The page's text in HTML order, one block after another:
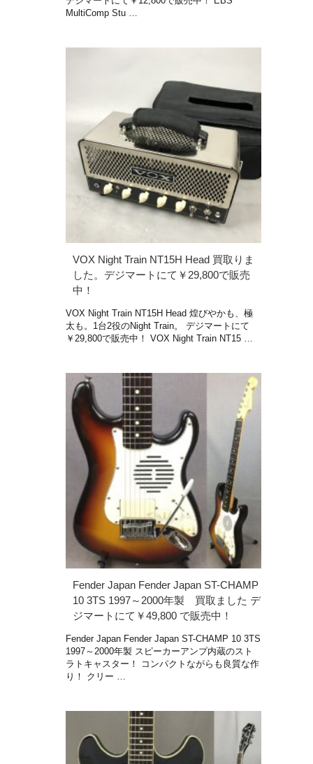
MultiComp Stu …
VOX Night Train NT15H Head 買取りま
した。デジマートにて￥29,800で販売
中！
VOX Night Train NT15H Head 煌びやかも、極
太も。1台2役のNight Train。 デジマートにて
￥29,800で販売中！ VOX Night Train NT15 …
Fender Japan Fender Japan ST-CHAMP
10 3TS 1997～2000年製 買取ました デ
ジマートにて￥49,800 で販売中！
Fender Japan Fender Japan ST-CHAMP 10 3TS
1997～2000年製 スピーカーアンプ内蔵のスト
ラトキャスター！ コンパクトながらも良質な作
り！ クリー …